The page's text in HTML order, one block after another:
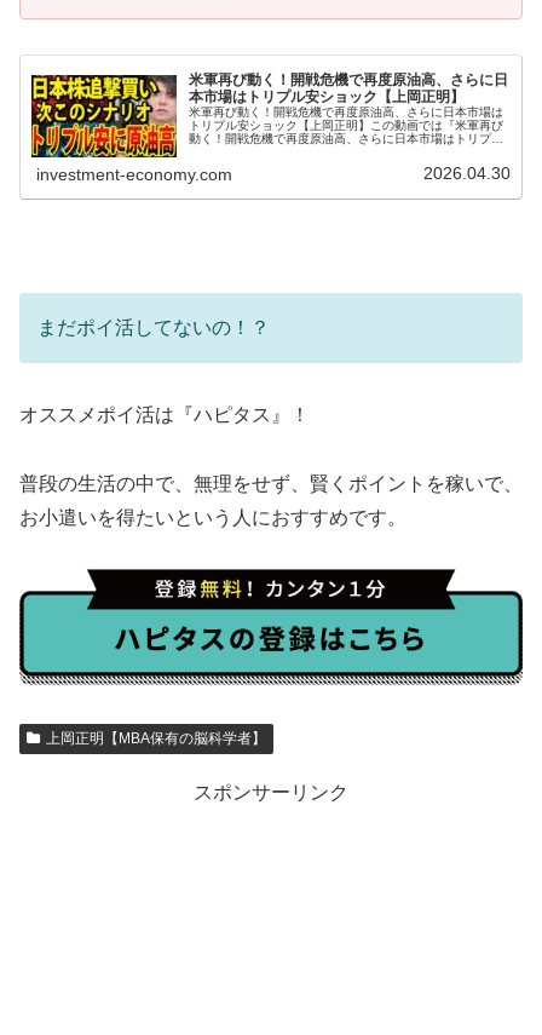
米軍再び動く！開戦危機で再度原油高、さらに日
本市場はトリプル安ショック【上岡正明】
米軍再び動く！開戦危機で再度原油高、さらに日本市場は
トリプル安ショック【上岡正明】この動画では『米軍再び
動く！開戦危機で再度原油高、さらに日本市場はトリプル
investment-economy.com 2026.04.30
まだポイ活してないの！？
オススメポイ活は『ハピタス』！
普段の生活の中で、無理をせず、賢くポイントを稼いで、
お小遣いを得たいという人におすすめです。
上岡正明【MBA保有の脳科学者】
スポンサーリンク